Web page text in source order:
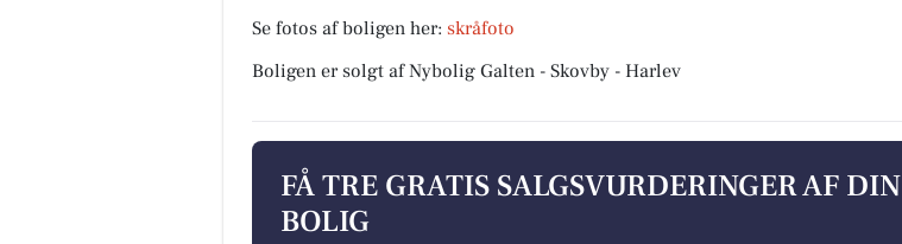
Se fotos af boligen her: skråfoto
Boligen er solgt af Nybolig Galten - Skovby - Harlev
FÅ TRE GRATIS SALGSVURDERINGER AF DIN
BOLIG